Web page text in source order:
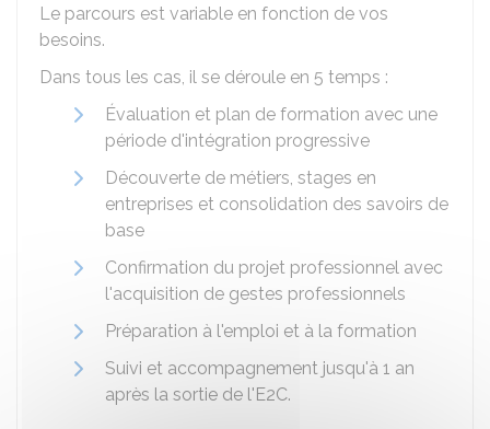
Le parcours est variable en fonction de vos
besoins.
Dans tous les cas, il se déroule en 5 temps :
Évaluation et plan de formation avec une
période d'intégration progressive
Découverte de métiers, stages en
entreprises et consolidation des savoirs de
base
Confirmation du projet professionnel avec
l'acquisition de gestes professionnels
Préparation à l'emploi et à la formation
Suivi et accompagnement jusqu'à 1 an
après la sortie de l'E2C.